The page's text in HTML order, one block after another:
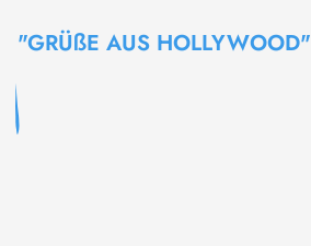
"GRÜßE AUS HOLLYWOOD"